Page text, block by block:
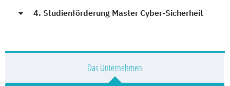
4. Studienförderung Master Cyber-Sicherheit
Das Unternehmen